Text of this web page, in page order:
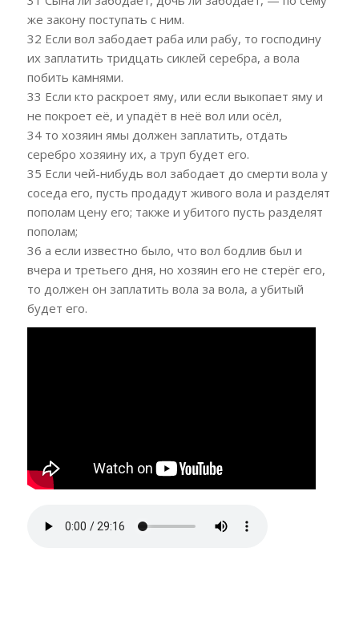
же закону поступать с ним.
32 Если вол забодает раба или рабу, то господину
их заплатить тридцать сиклей серебра, а вола
побить камнями.
33 Если кто раскроет яму, или если выкопает яму и
не покроет её, и упадёт в неё вол или осёл,
34 то хозяин ямы должен заплатить, отдать
серебро хозяину их, а труп будет его.
35 Если чей-нибудь вол забодает до смерти вола у
соседа его, пусть продадут живого вола и разделят
пополам цену его; также и убитого пусть разделят
пополам;
36 а если известно было, что вол бодлив был и
вчера и третьего дня, но хозяин его не стерёг его,
то должен он заплатить вола за вола, а убитый
будет его.